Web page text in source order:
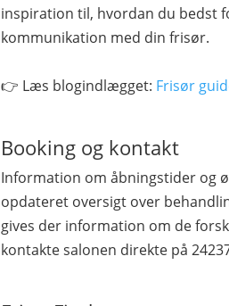
inspiration til, hvordan du bedst
kommunikation med din frisør.
👉 Læs blogindlægget: Frisør
Booking og kontakt
Information om åbningstider og
opdateret oversigt over
gives der information om de
kontakte salonen direkte på